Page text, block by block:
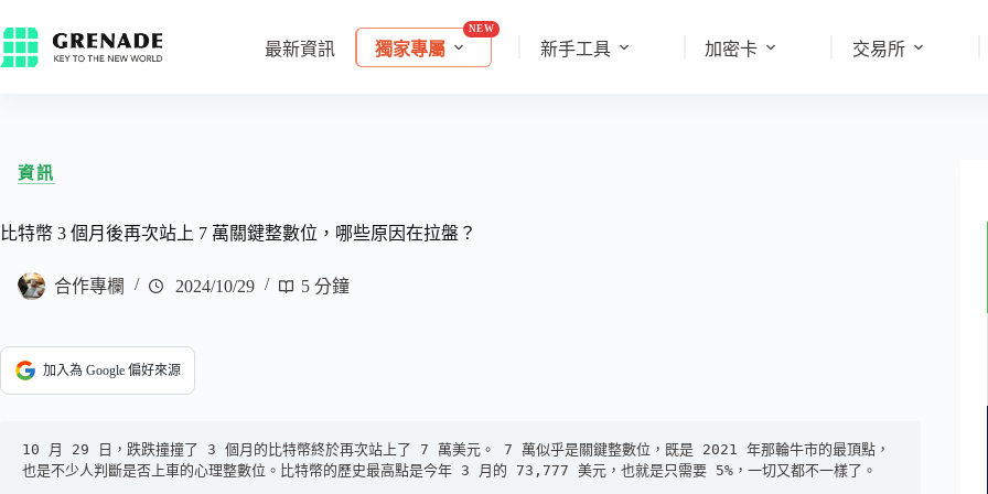
最新資訊 獨家專屬 新手工具 加密卡 交易所
資訊
比特幣 3 個月後再次站上 7 萬關鍵整數位，哪些原因在拉盤？
合作專欄 2024/10/29 5 分鐘
加入為 Google 偏好來源
10 月 29 日，跌跌撞撞了 3 個月的比特幣終於再次站上了 7 萬美元。 7 萬似乎是關鍵整數位，既是 2021 年那輪牛市的最頂點，
也是不少人判斷是否上車的心理整數位。比特幣的歷史最高點是今年 3 月的 73,777 美元，也就是只需要 5%，一切又都不一樣了。